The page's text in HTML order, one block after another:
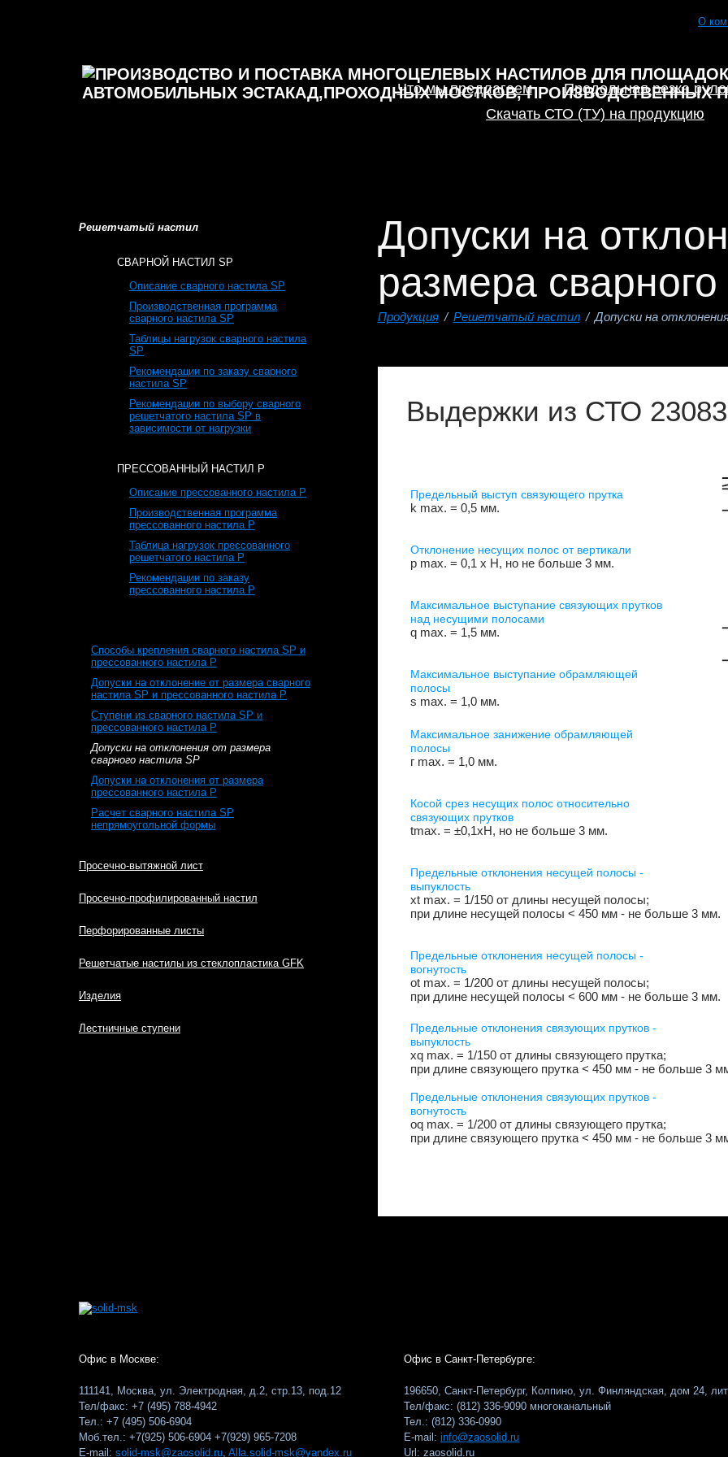
О
Что мы предлагаем
Продольная резка
Cкачать СТО (ТУ) на продукцию
Решетчатый настил
СВАРНОЙ НАСТИЛ SP
Описание сварного настила SP
Производственная программа
сварного настила SP
Таблицы нагрузок сварного настила
SP
Рекомендации по заказу сварного
настила SP
Рекомендации по выбору сварного
решетчатого настила SP в
зависимости от нагрузки
ПРЕССОВАННЫЙ НАСТИЛ P
Описание прессованного настила Р
Производственная программа
прессованного настила Р
Таблица нагрузок прессованного
решетчатого настила Р
Рекомендации по заказу
прессованного настила Р
Способы крепления сварного настила SP и
прессованного настила Р
Допуски на отклонение от размера сварного
настила SP и прессованного настила Р
Ступени из сварного настила SP и
прессованного настила Р
Допуски на отклонения от размера
сварного настила SP
Допуски на отклонения от размера
прессованного настила P
Расчет сварного настила SP
непрямоугольной формы
Просечно-вытяжной лист
Просечно-профилированный настил
Перфорированные листы
Решетчатые настилы из стеклопластика GFK
Изделия
Лестничные ступени
Допуски на
размера
Продукция / Решетчатый настил / Допуски на
Выдержки из СТО
Предельный выступ связующего прутка
k max. = 0,5 мм.
Отклонение несущих полос от вертикали
р max. = 0,1 х Н, но не больше 3 мм.
Максимальное выступание связующих прутков
над несущими полосами
q max. = 1,5 мм.
Максимальное выступание обрамляющей
полосы
s max. = 1,0 мм.
Максимальное занижение обрамляющей
полосы
г max. = 1,0 мм.
Косой срез несущих полос относительно
связующих прутков
tmax. = ±0,1xH, но не больше 3 мм.
Предельные отклонения несущей полосы -
выпуклость
xt max. = 1/150 от длины несущей полосы;
при длине несущей полосы < 450 мм - не больше 3 мм.
Предельные отклонения несущей полосы -
вогнутость
ot max. = 1/200 от длины несущей полосы;
при длине несущей полосы < 600 мм - не больше 3 мм.
Предельные отклонения связующих прутков -
выпуклость
xq max. = 1/150 от длины связующего прутка;
при длине связующего прутка < 450 мм - не больше 3
Предельные отклонения связующих прутков -
вогнутость
oq max. = 1/200 от длины связующего прутка;
при длине связующего прутка < 450 мм - не больше 3
Офис в Москве:
111141, Москва, ул. Электродная, д.2, стр.13, под.12
Тел/факс: +7 (495) 788-4942
Тел.: +7 (495) 506-6904
Моб.тел.: +7(925) 506-6904 +7(929) 965-7208
E-mail: solid-msk@zaosolid.ru Alla.solid-msk@yandex.ru
Офис в Санкт-Петербурге:
196650, Санкт-Петербург, Колпино, ул. Финляндская, дом 24,
Тел/факс: (812) 336-9090 многоканальный
Тел.: (812) 336-0990
E-mail: info@zaosolid.ru
Url: zaosolid.ru